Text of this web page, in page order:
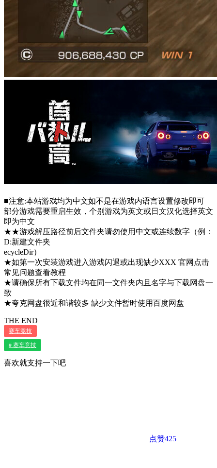
■注意:本站游戏均为中文如不是在游戏内语言设置修改即可
部分游戏需要重启生效，个别游戏为英文或日文汉化选择英文
即为中文
★★游戏解压路径前后文件夹请勿使用中文或连续数字（例：
D:新建文件夹
ecycleDir）
★如第一次安装游戏进入游戏闪退或出现缺少XXX 官网点击
常见问题查看教程
★请确保所有下载文件均在同一文件夹内且名字与下载网盘一
致
★夸克网盘很近和谐较多 缺少文件暂时使用百度网盘
THE END
赛车竞技
# 赛车竞技
喜欢就支持一下吧
点赞425